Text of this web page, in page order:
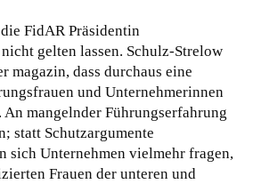
FidAR Präsidentin
gelten lassen. Schulz-Strelow
magazin, dass durchaus eine
und Unternehmerinnen
An mangelnder Führungserfahrung
statt Schutzargumente
sich Unternehmen vielmehr fragen,
Frauen der unteren und